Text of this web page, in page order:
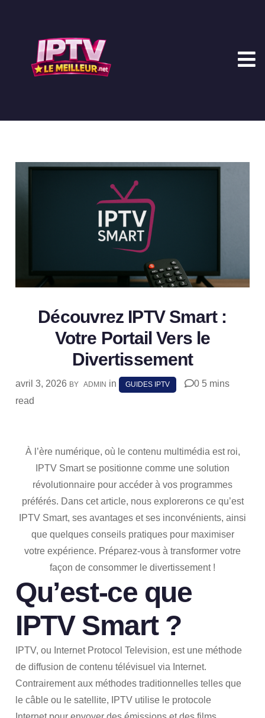
Découvrez IPTV Smart :
Votre Portail Vers le
Divertissement
avril 3, 2026 BY ADMIN in GUIDES IPTV 0 5 mins
read
À l’ère numérique, où le contenu multimédia est roi,
IPTV Smart se positionne comme une solution
révolutionnaire pour accéder à vos programmes
préférés. Dans cet article, nous explorerons ce qu’est
IPTV Smart, ses avantages et ses inconvénients, ainsi
que quelques conseils pratiques pour maximiser
votre expérience. Préparez-vous à transformer votre
façon de consommer le divertissement !
Qu’est-ce que
IPTV Smart ?
IPTV, ou Internet Protocol Television, est une méthode
de diffusion de contenu télévisuel via Internet.
Contrairement aux méthodes traditionnelles telles que
le câble ou le satellite, IPTV utilise le protocole